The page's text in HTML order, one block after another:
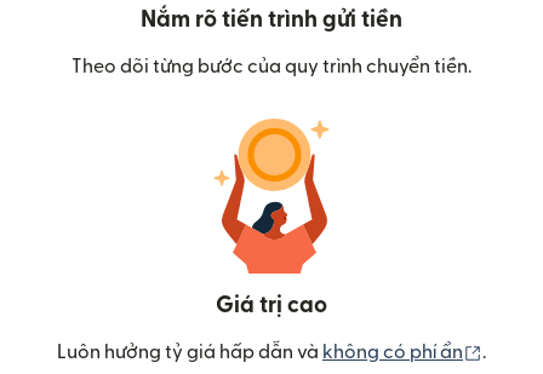
Nắm rõ tiến trình gửi tiền
Theo dõi từng bước của quy trình chuyển tiền.
Giá trị cao
Luôn hưởng tỷ giá hấp dẫn và không có phí ẩn .